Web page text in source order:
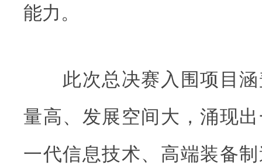
能力。
此次总决赛入围项目涵
量高、发展空间大，涌现
一代信息技术、高端装备